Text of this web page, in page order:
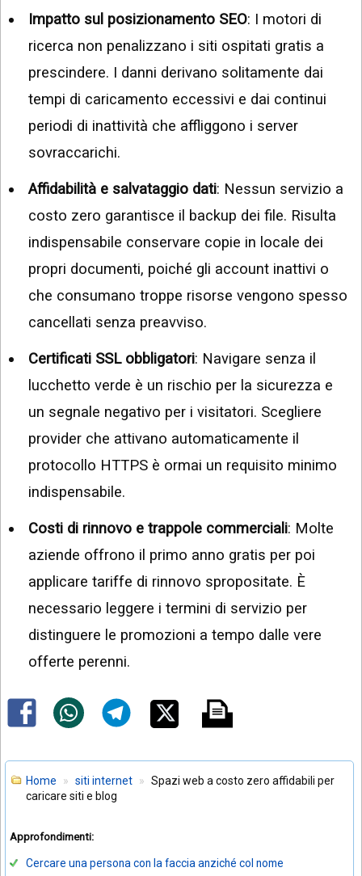
Impatto sul posizionamento SEO: I motori di
ricerca non penalizzano i siti ospitati gratis a
prescindere. I danni derivano solitamente dai
tempi di caricamento eccessivi e dai continui
periodi di inattività che affliggono i server
sovraccarichi.
Affidabilità e salvataggio dati: Nessun servizio a
costo zero garantisce il backup dei file. Risulta
indispensabile conservare copie in locale dei
propri documenti, poiché gli account inattivi o
che consumano troppe risorse vengono spesso
cancellati senza preavviso.
Certificati SSL obbligatori: Navigare senza il
lucchetto verde è un rischio per la sicurezza e
un segnale negativo per i visitatori. Scegliere
provider che attivano automaticamente il
protocollo HTTPS è ormai un requisito minimo
indispensabile.
Costi di rinnovo e trappole commerciali: Molte
aziende offrono il primo anno gratis per poi
applicare tariffe di rinnovo spropositate. È
necessario leggere i termini di servizio per
distinguere le promozioni a tempo dalle vere
offerte perenni.
Home siti internet
Spazi web a costo zero affidabili per
caricare siti e blog
Approfondimenti:
Cercare una persona con la faccia anziché col nome